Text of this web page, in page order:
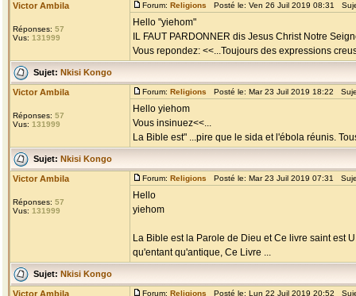
Victor Ambila
Réponses: 57
Vus: 131999
Forum: Religions Posté le: Ven 26 Juil 2019 08:31
Hello "yiehom"
IL FAUT PARDONNER dis Jesus Christ Notre
Vous repondez: <<...Toujours des expressions
Sujet: Nkisi Kongo
Victor Ambila
Réponses: 57
Vus: 131999
Forum: Religions Posté le: Mar 23 Juil 2019 18:22
Hello yiehom
Vous insinuez<<...
La Bible est" ...pire que le sida et l'ébola réunis.
Sujet: Nkisi Kongo
Victor Ambila
Réponses: 57
Vus: 131999
Forum: Religions Posté le: Mar 23 Juil 2019 07:31
Hello
yiehom
La Bible est la Parole de Dieu et Ce livre saint est
qu'entant qu'antique, Ce Livre ...
Sujet: Nkisi Kongo
Victor Ambila Forum: Religions Posté le: Lun 22 Juil 2019 20:52